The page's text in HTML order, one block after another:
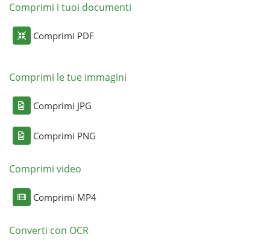
Comprimi i tuoi documenti
Comprimi PDF
Comprimi le tue immagini
Comprimi JPG
Comprimi PNG
Comprimi video
Comprimi MP4
Converti con OCR